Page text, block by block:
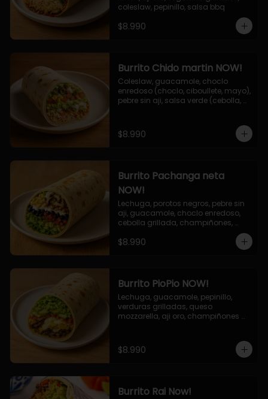
coleslaw, pepinillo, salsa bbq
$8.990
Burrito Chido martin NOW!
Coleslaw, guacamole, choclo
enredoso (choclo, ciboullete, mayo),
pebre sin aji, salsa verde (cebolla,
$8.990
Burrito Pachanga neta
NOW!
Lechuga, porotos negros, pebre sin
aji, guacamole, choclo enredoso,
cebolla grillada, champiñones,
$8.990
Burrito PioPio NOW!
Lechuga, guacamole, pepinillo,
verduras grilladas, queso
mozzarella, aji oro, champiñones
$8.990
Burrito Rai Now!